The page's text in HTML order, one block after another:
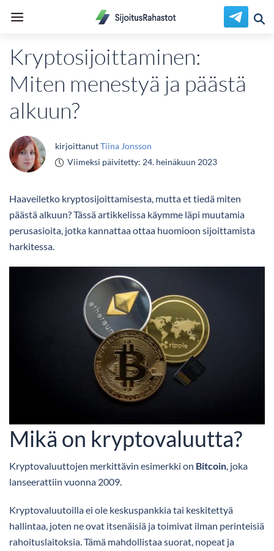
Kryptosijoittaminen:
Miten menestyä ja päästä
alkuun?
kirjoittanutTiina Jonsson
Viimeksi päivitetty: 24. heinäkuun 2023
Haaveiletko kryptosijoittamisesta, mutta et tiedä miten
päästä alkuun? Tässä artikkelissa käymme läpi muutamia
perusasioita, jotka kannattaa ottaa huomioon sijoittamista
harkitessa.
Mikä on kryptovaluutta?
Kryptovaluuttojen merkittävin esimerkki on Bitcoin, joka
lanseerattiin vuonna 2009.
Kryptovaluutoilla ei ole keskuspankkia tai keskitettyä
hallintaa, joten ne ovat itsenäisiä ja toimivat ilman perinteisiä
rahoituslaitoksia. Tämä mahdollistaa suorat, nopeat ja